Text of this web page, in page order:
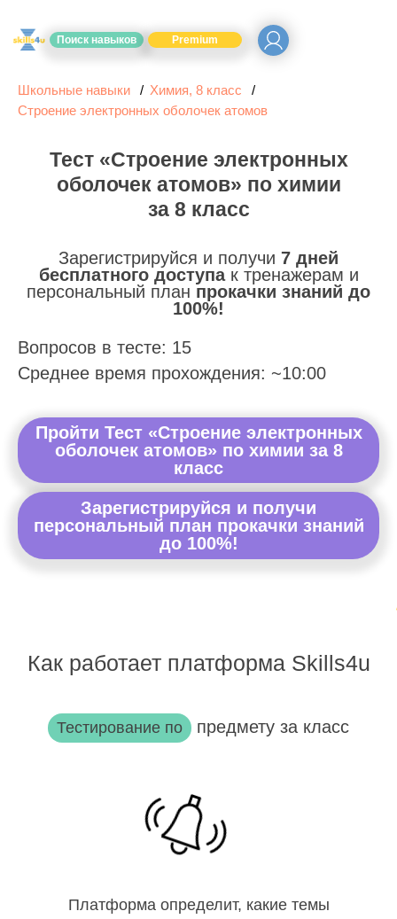
Поиск навыков Premium
Школьные навыки
Химия, 8 класс
Строение электронных оболочек атомов
Тест «Строение электронных
оболочек атомов» по химии
за 8 класс
Зарегистрируйся и получи 7 дней
бесплатного доступак тренажерам и
персональный план прокачки знаний до
100%!
Вопросов в тесте: 15
Среднее время прохождения: ~10:00
Пройти Тест «Строение электронных
оболочек атомов» по химии за 8
класс
Зарегистрируйся и получи
персональный план прокачки знаний
до 100%!
Как работает платформа Skills4u
Тестирование по предмету за класс
Платформа определит, какие темы